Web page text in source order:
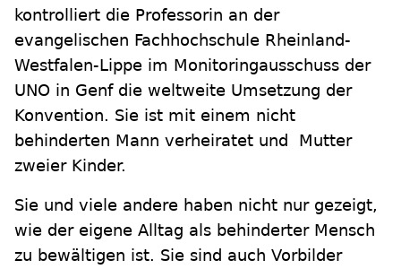
kontrolliert die Professorin an der
evangelischen Fachhochschule Rheinland-
Westfalen-Lippe im Monitoringausschuss der
UNO in Genf die weltweite Umsetzung der
Konvention. Sie ist mit einem nicht
behinderten Mann verheiratet und Mutter
zweier Kinder.
Sie und viele andere haben nicht nur gezeigt,
wie der eigene Alltag als behinderter Mensch
zu bewältigen ist. Sie sind auch Vorbilder